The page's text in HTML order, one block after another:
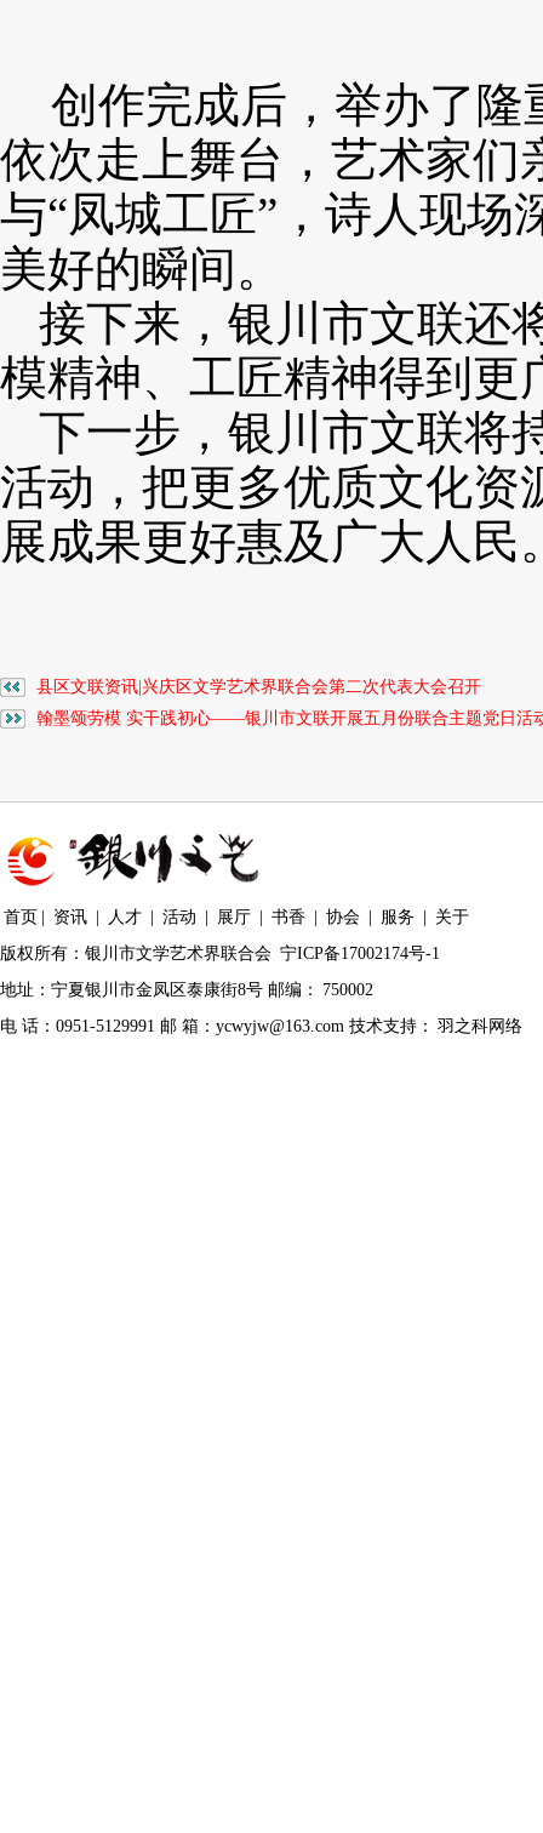
创作完成后，举办了 隆
依次走上舞台，艺术家们
与“凤城工匠”，诗人现场
美好的瞬间。
接下来 ，银川市文联还
模精神、工匠精神得到更
下一步，银川市文联将
活动，把更多优质文化资
展成果更好惠及广大人民
县区文联资讯|兴庆区文学艺术界联合会第二次代表大会召开
翰墨颂劳模 实干践初心——银川市文联开展五月份联合主题党日活
首页 资讯 人才 活动 展厅 书香 协会 服务
关于
版权所有：银川市文学艺术界联合会 宁ICP备17002174号-1
地址：宁夏银川市金凤区泰康街8号 邮编：
750002
电 话：0951-5129991 邮 箱：ycwyjw@163.com 技术支持： 羽之科网络